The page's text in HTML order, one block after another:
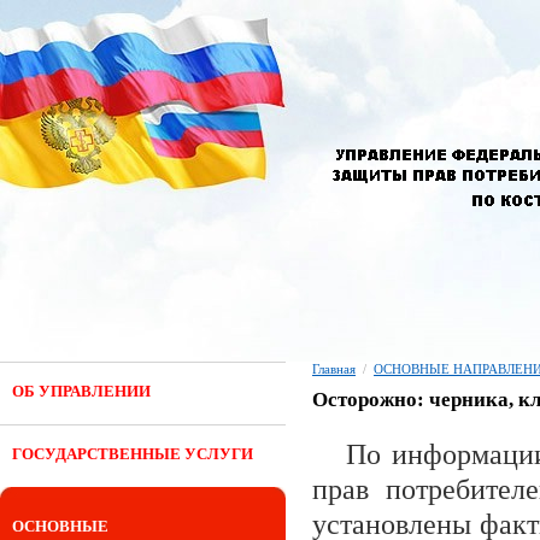
ОБ УПРАВЛЕНИИ
ГОСУДАРСТВЕННЫЕ УСЛУГИ
ОСНОВНЫЕ
Главная / ОСНОВНЫЕ
Осторожно: черника,
По
прав
установлены